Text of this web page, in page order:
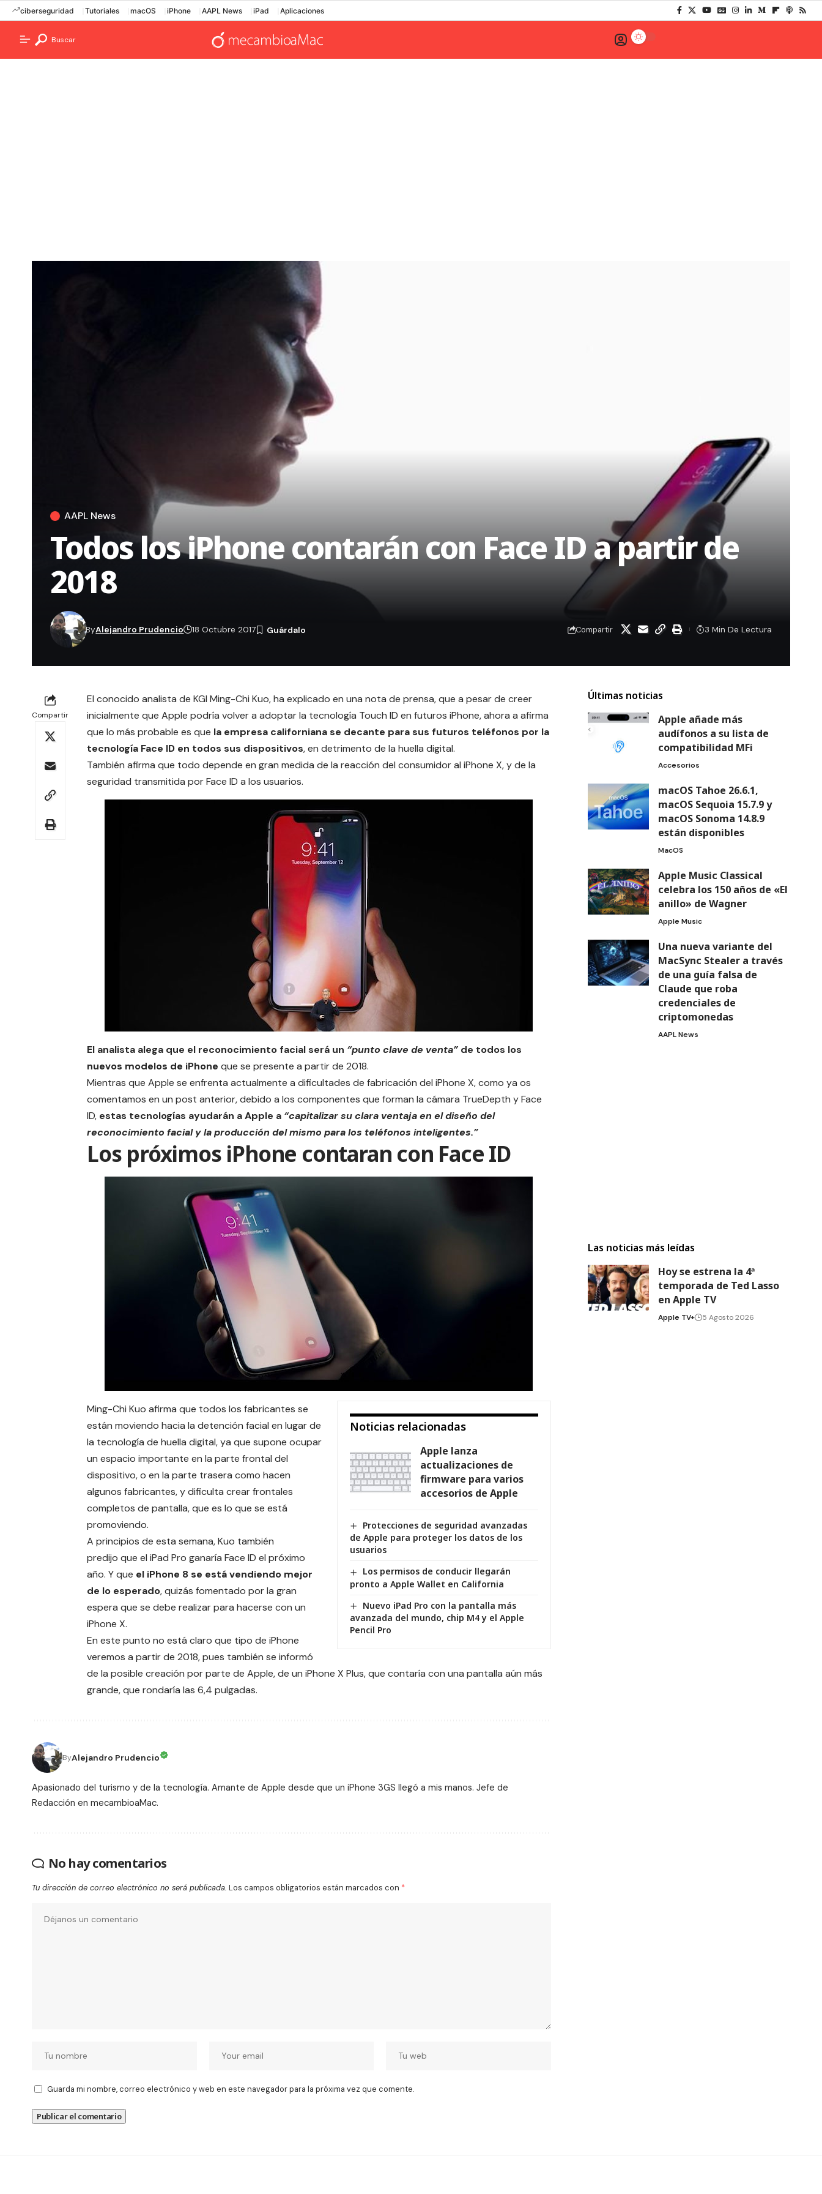
ciberseguridad Tutoriales macOS iPhone AAPL News iPad Aplicaciones
Buscar
AAPL News
Todos los iPhone contarán con Face ID a partir de
2018
ByAlejandro Prudencio 18 Octubre 2017 Compartir 3 Min De Lectura
Compartir
El conocido analista de KGI Ming-Chi Kuo, ha explicado en una nota de prensa, que a pesar de creer
inicialmente que Apple podría volver a adoptar la tecnología Touch ID en futuros iPhone, ahora a afirma
que lo más probable es que la empresa californiana se decante para sus futuros teléfonos por la
tecnología Face ID en todos sus dispositivos, en detrimento de la huella digital.
También afirma que todo depende en gran medida de la reacción del consumidor al iPhone X, y de la
seguridad transmitida por Face ID a los usuarios.
El analista alega que el reconocimiento facial será un “punto clave de venta” de todos los
nuevos modelos de iPhone que se presente a partir de 2018.
Mientras que Apple se enfrenta actualmente a dificultades de fabricación del iPhone X, como ya os
comentamos en un post anterior, debido a los componentes que forman la cámara TrueDepth y Face
ID, estas tecnologías ayudarán a Apple a “capitalizar su clara ventaja en el diseño del
reconocimiento facial y la producción del mismo para los teléfonos inteligentes.”
Los próximos iPhone contaran con Face ID
Noticias relacionadas
Apple lanza
actualizaciones de
firmware para varios
accesorios de Apple
Protecciones de seguridad avanzadas
de Apple para proteger los datos de los
usuarios
Los permisos de conducir llegarán
pronto a Apple Wallet en California
Nuevo iPad Pro con la pantalla más
avanzada del mundo, chip M4 y el Apple
Pencil Pro
Ming-Chi Kuo afirma que todos los fabricantes se
están moviendo hacia la detención facial en lugar de
la tecnología de huella digital, ya que supone ocupar
un espacio importante en la parte frontal del
dispositivo, o en la parte trasera como hacen
algunos fabricantes, y dificulta crear frontales
completos de pantalla, que es lo que se está
promoviendo.
A principios de esta semana, Kuo también
predijo que el iPad Pro ganaría Face ID el próximo
año. Y que el iPhone 8se está vendiendo mejor
de lo esperado, quizás fomentado por la gran
espera que se debe realizar para hacerse con un
iPhone X.
En este punto no está claro que tipo de iPhone
veremos a partir de 2018, pues también se informó
de la posible creación por parte de Apple, de un iPhone X Plus, que contaría con una pantalla aún más
grande, que rondaría las 6,4 pulgadas.
ByAlejandro Prudencio
Apasionado del turismo y de la tecnología. Amante de Apple desde que un iPhone 3GS llegó a mis manos. Jefe de
Redacción en mecambioaMac.
No hay comentarios
Tu dirección de correo electrónico no será publicada. Los campos obligatorios están marcados con *
Guarda mi nombre, correo electrónico y web en este navegador para la próxima vez que comente.
Últimas noticias
Apple añade más
audífonos a su lista de
compatibilidad MFi
Accesorios
macOS Tahoe 26.6.1,
macOS Sequoia 15.7.9 y
macOS Sonoma 14.8.9
están disponibles
MacOS
Apple Music Classical
celebra los 150 años de «El
anillo» de Wagner
Apple Music
Una nueva variante del
MacSync Stealer a través
de una guía falsa de
Claude que roba
credenciales de
criptomonedas
AAPL News
Las noticias más leídas
Hoy se estrena la 4ª
temporada de Ted Lasso
en Apple TV
Apple TV+ 5 Agosto 2026